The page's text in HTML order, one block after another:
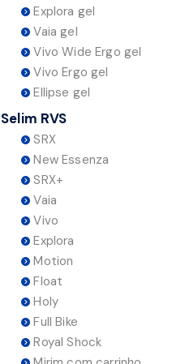
Explora gel
Vaia gel
Vivo Wide Ergo gel
Vivo Ergo gel
Ellipse gel
Selim RVS
SRX
New Essenza
SRX+
Vaia
Vivo
Explora
Motion
Float
Holy
Full Bike
Royal Shock